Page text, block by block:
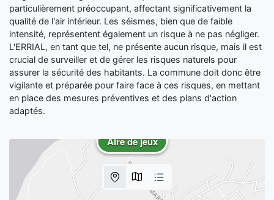
particulièrement préoccupant, affectant significativement la
qualité de l'air intérieur. Les séismes, bien que de faible
intensité, représentent également un risque à ne pas négliger.
L'ERRIAL, en tant que tel, ne présente aucun risque, mais il est
crucial de surveiller et de gérer les risques naturels pour
assurer la sécurité des habitants. La commune doit donc être
vigilante et préparée pour faire face à ces risques, en mettant
en place des mesures préventives et des plans d'action
adaptés.
Aire de jeux